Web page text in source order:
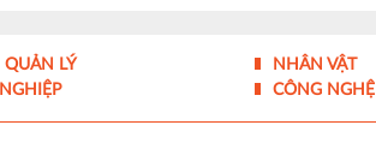
QUẢN LÝ NHÂN VẬT
CÔNG NGHỆ